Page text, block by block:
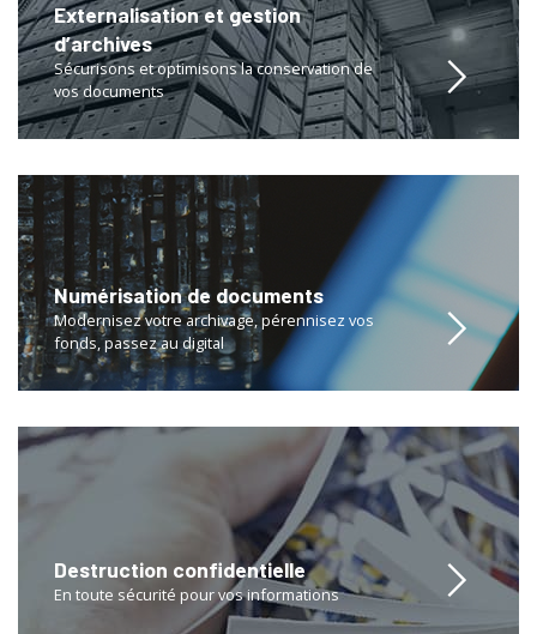
Externalisation et gestion
d’archives
Sécurisons et optimisons la conservation de
vos documents
Numérisation de documents
Modernisez votre archivage, pérennisez vos
fonds, passez au digital
Destruction confidentielle
En toute sécurité pour vos informations